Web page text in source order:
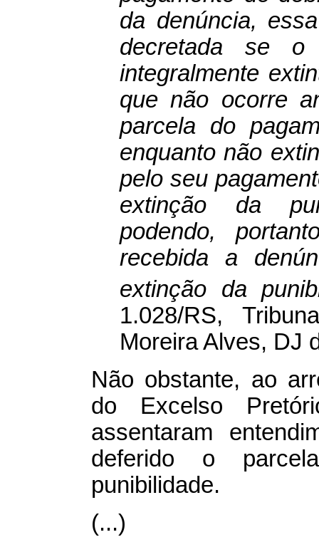
da denúncia, essa
decretada se
integralmente
que não ocorre
parcela do
enquanto não
pelo seu
extinção da
podendo,
recebida a
extinção da
1.028/RS,
Moreira Alves, DJ
Não obstante, ao
do Excelso
assentaram
deferido o
punibilidade.
(...)